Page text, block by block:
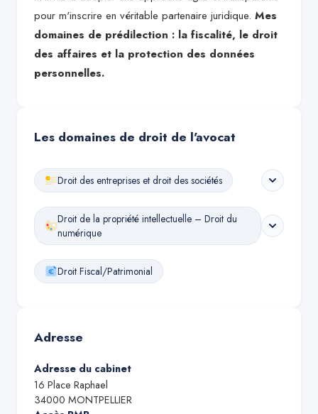
pour m'inscrire en véritable partenaire juridique. Mes
domaines de prédilection : la fiscalité, le droit
des affaires et la protection des données
personnelles.
Les domaines de droit de l'avocat
Droit des entreprises et droit des sociétés
Droit de la propriété intellectuelle – Droit du
numérique
Droit Fiscal/Patrimonial
Adresse
Adresse du cabinet
16 Place Raphael
34000 MONTPELLIER